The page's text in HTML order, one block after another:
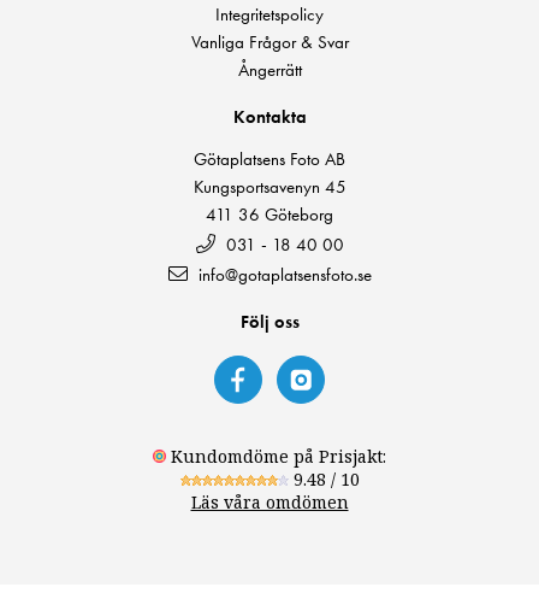
Integritetspolicy
Vanliga Frågor & Svar
Ångerrätt
Kontakta
Götaplatsens Foto AB
Kungsportsavenyn 45
411 36 Göteborg
031 - 18 40 00
info@gotaplatsensfoto.se
Följ oss